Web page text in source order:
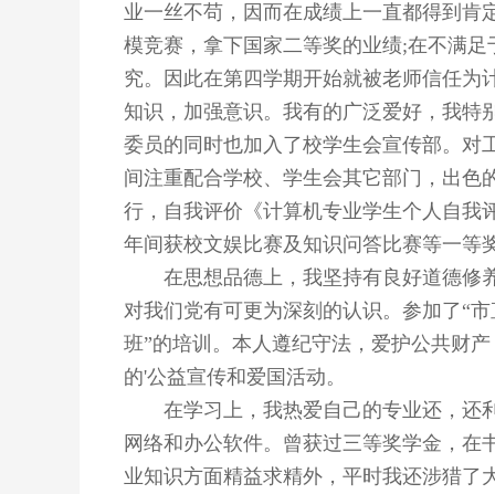
业一丝不苟，因而在成绩上一直都得到肯
模竞赛，拿下国家二等奖的业绩;在不满
究。因此在第四学期开始就被老师信任为
知识，加强意识。我有的广泛爱好，我特
委员的同时也加入了校学生会宣传部。对
间注重配合学校、学生会其它部门，出色
行，自我评价《计算机专业学生个人自我
年间获校文娱比赛及知识问答比赛等一等
在思想品德上，我坚持有良好道德修
对我们党有可更为深刻的认识。参加了“
班”的培训。本人遵纪守法，爱护公共财
的'公益宣传和爱国活动。
在学习上，我热爱自己的专业还，还
网络和办公软件。曾获过三等奖学金，
业知识方面精益求精外，平时我还涉猎了